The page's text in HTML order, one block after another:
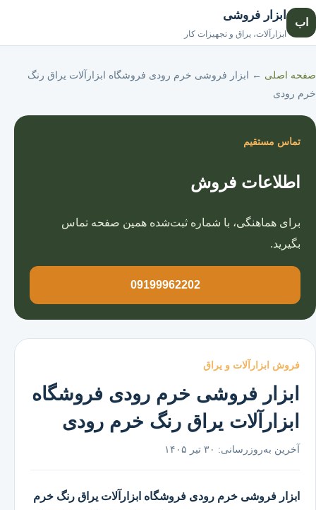
اب
ابزار فروشی
ابزارآلات، یراق و تجهیزات کار
صفحه اصلی ← ابزار فروشی خرم رودی فروشگاه ابزارآلات یراق رنگ
خرم رودی
فروش ابزارآلات و یراق
ابزار فروشی خرم رودی فروشگاه
ابزارآلات یراق رنگ خرم رودی
آخرین به‌روزرسانی: ۳۰ تیر ۱۴۰۵
ابزار فروشی خرم رودی فروشگاه ابزارآلات یراق رنگ خرم
تماس مستقیم
اطلاعات فروش
برای هماهنگی، با شماره ثبت‌شده همین صفحه تماس
بگیرید.
09199962202